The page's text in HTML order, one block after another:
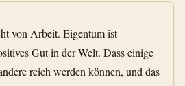
von Arbeit. Eigentum ist
Gut in der Welt. Dass einige
reich werden können, und das